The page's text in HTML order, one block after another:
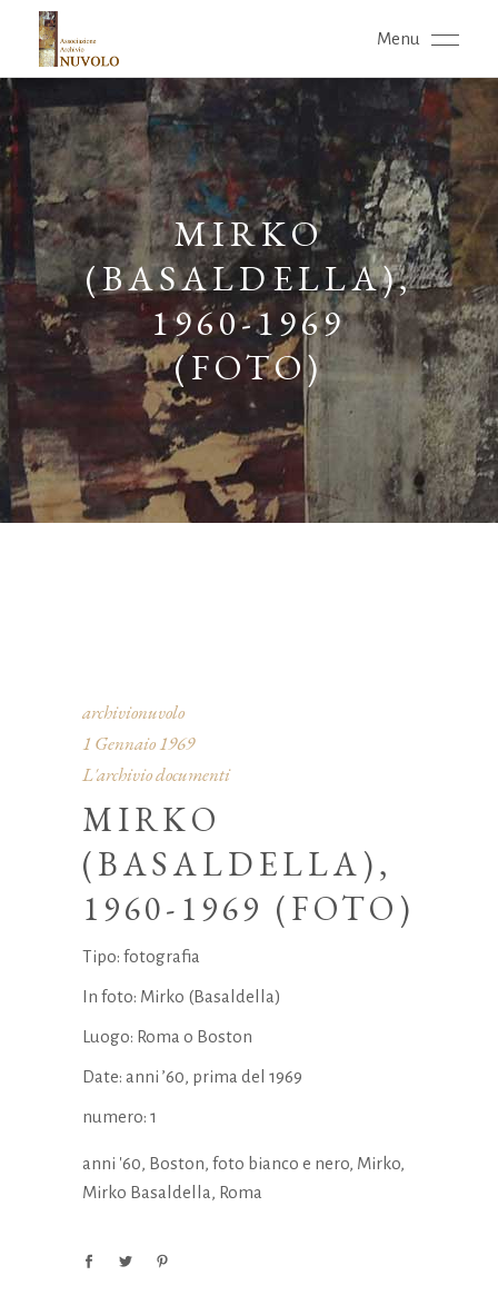
Menu
MIRKO
(BASALDELLA),
1960-1969
(FOTO)
archivionuvolo
1 Gennaio 1969
L'archivio documenti
MIRKO
(BASALDELLA),
1960-1969 (FOTO)
Tipo: fotografia
In foto: Mirko (Basaldella)
Luogo: Roma o Boston
Date: anni ’60, prima del 1969
numero: 1
anni '60, Boston, foto bianco e nero, Mirko,
Mirko Basaldella, Roma